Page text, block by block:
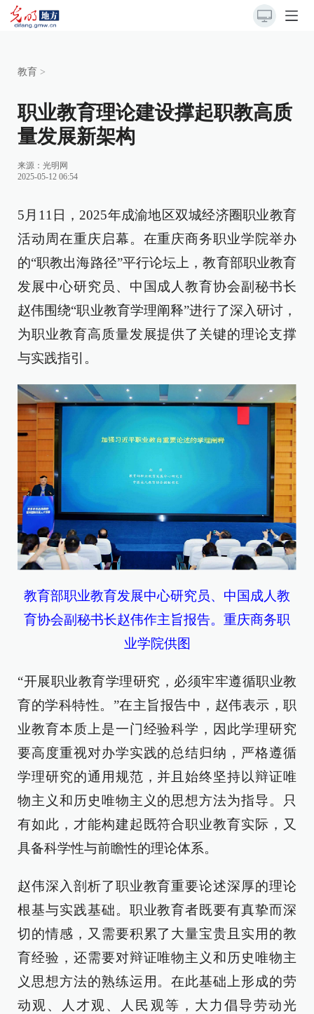
教育 >
职业教育理论建设撑起职教高质
量发展新架构
来源： 光明网
2025-05-12 06:54
5月11日，2025年成渝地区双城经济圈职业教育
活动周在重庆启幕。在重庆商务职业学院举办
的“职教出海路径”平行论坛上，教育部职业教育
发展中心研究员、中国成人教育协会副秘书长
赵伟围绕“职业教育学理阐释”进行了深入研讨，
为职业教育高质量发展提供了关键的理论支撑
与实践指引。
教育部职业教育发展中心研究员、中国成人教
育协会副秘书长赵伟作主旨报告。重庆商务职
业学院供图
“开展职业教育学理研究，必须牢牢遵循职业教
育的学科特性。”在主旨报告中，赵伟表示，职
业教育本质上是一门经验科学，因此学理研究
要高度重视对办学实践的总结归纳，严格遵循
学理研究的通用规范，并且始终坚持以辩证唯
物主义和历史唯物主义的思想方法为指导。只
有如此，才能构建起既符合职业教育实际，又
具备科学性与前瞻性的理论体系。
赵伟深入剖析了职业教育重要论述深厚的理论
根基与实践基础。职业教育者既要有真挚而深
切的情感，又需要积累了大量宝贵且实用的教
育经验，还需要对辩证唯物主义和历史唯物主
义思想方法的熟练运用。在此基础上形成的劳
动观、人才观、人民观等，大力倡导劳动光